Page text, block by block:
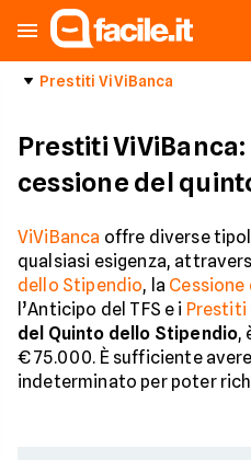
Prestiti ViViBanca
Prestiti
cessione del
ViViBanca offre diverse
qualsiasi esigenza,
dello Stipendio, la Cessione
l’Anticipo del TFS e i Prestiti
del Quinto dello Stipendio,
€ 75.000. È sufficiente
indeterminato per poter